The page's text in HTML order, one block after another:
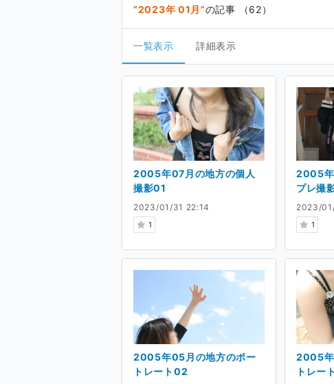
2023年 01月 の記事 （62）
一覧表示 詳細表示
2023/01/31 22:14
1
2005年07月の地方の個人
撮影01
2023/
1
2005年
プレ撮
2005年05月の地方のポー
トレート02
2005年
トレー